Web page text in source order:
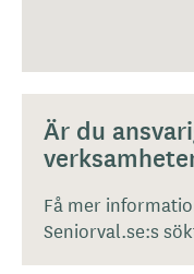
Är du
Få mer
Seniorval.se:s